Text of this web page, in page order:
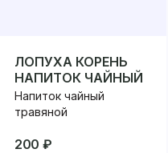
ЛОПУХА КОРЕНЬ
НАПИТОК ЧАЙНЫЙ
Напиток чайный
травяной
200 ₽